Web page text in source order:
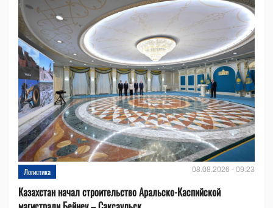
Логистика 08.08.2026 - 09:23
Казахстан начал строительство Аральско-Каспийской